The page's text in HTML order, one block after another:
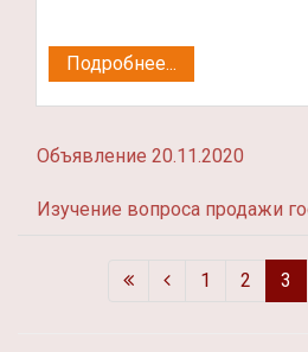
Подробнее...
Объявление 20.11.2020
Изучение вопроса продажи
1 2 3